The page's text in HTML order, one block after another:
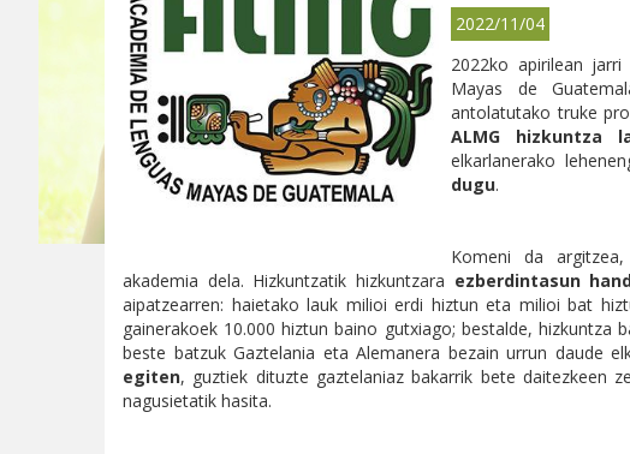
2022/11/04
2022ko apirilean jarri
Mayas de
antolatutako truke
ALMG hizkuntza
elkarlanerako
dugu.
Komeni da
akademia dela. Hizkuntzatik hizkuntzara ezberdintasun
aipatzearren: haietako lauk milioi erdi hiztun eta milioi bat
gainerakoek 10.000 hiztun baino gutxiago; bestalde,
beste batzuk Gaztelania eta Alemanera bezain urrun daude
egiten, guztiek dituzte gaztelaniaz bakarrik bete daitezkeen
nagusietatik hasita.